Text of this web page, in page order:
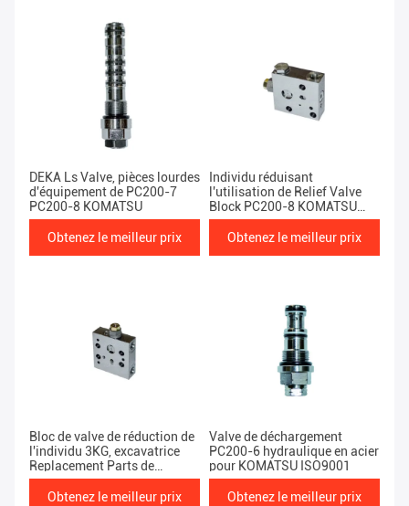
DEKA Ls Valve, pièces lourdes
d'équipement de PC200-7
PC200-8 KOMATSU
Obtenez le meilleur prix
Individu réduisant
l'utilisation de Relief Valve
Block PC200-8 KOMATSU
d'excavatrice
Obtenez le meilleur prix
Bloc de valve de réduction de
l'individu 3KG, excavatrice
Replacement Parts de
PC200-6 KOMATSU
Obtenez le meilleur prix
Valve de déchargement
PC200-6 hydraulique en acier
pour KOMATSU ISO9001
Obtenez le meilleur prix